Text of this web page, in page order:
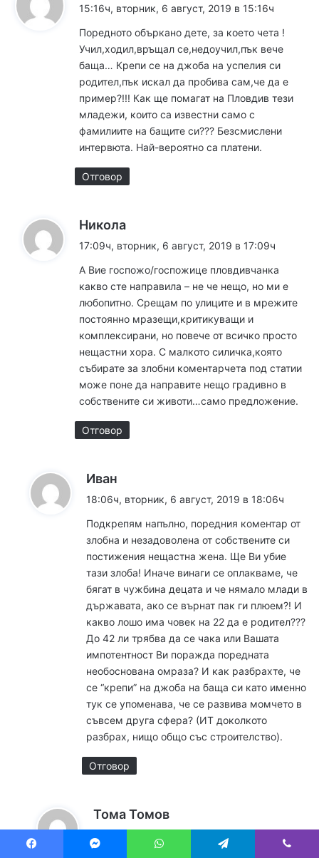
а
:
15:16ч, вторник, 6 август, 2019 в 15:16ч
Поредното объркано дете, за което чета !
Учил,ходил,връщал се,недоучил,пък вече
баща… Крепи се на джоба на успелия си
родител,пък искал да пробива сам,че да е
пример?!!! Как ще помагат на Пловдив тези
младежи, които са известни само с
фамилиите на бащите си??? Безсмислени
интервюта. Най-вероятно са платени.
Отговор
Никола
а
17:09ч, вторник, 6 август, 2019 в 17:09ч
А Вие госпожо/госпожице пловдивчанка
какво сте направила – не че нещо, но ми е
любопитно. Срещам по улиците и в мрежите
постоянно мразещи,критикуващи и
комплексирани, но повече от всичко просто
нещастни хора. С малкото силичка,която
събирате за злобни коментарчета под статии
може поне да направите нещо градивно в
собствените си животи…само предложение.
Отговор
Иван
а
:
18:06ч, вторник, 6 август, 2019 в 18:06ч
Подкрепям напълно, поредния коментар от
злобна и незадоволена от собствените си
постижения нещастна жена. Ще Ви убие
тази злоба! Иначе винаги се оплакваме, че
бягат в чужбина децата и че нямало млади в
държавата, ако се върнат пак ги плюем?! И
какво лошо има човек на 22 да е родител???
До 42 ли трябва да се чака или Вашата
импотентност Ви поражда поредната
необоснована омраза? И как разбрахте, че
се “крепи” на джоба на баща си като именно
тук се упоменава, че се развива момчето в
съвсем друга сфера? (ИТ доколкото
разбрах, нищо общо със строителство).
Отговор
Тома Томов
а